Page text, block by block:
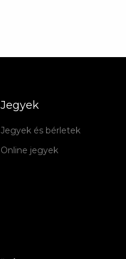
Jegyek
Jegyek és bérletek
Online jegyek